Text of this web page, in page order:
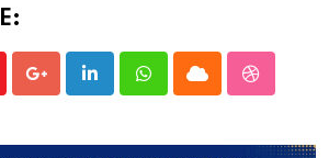
Google+LinkedInWhatsappCloud